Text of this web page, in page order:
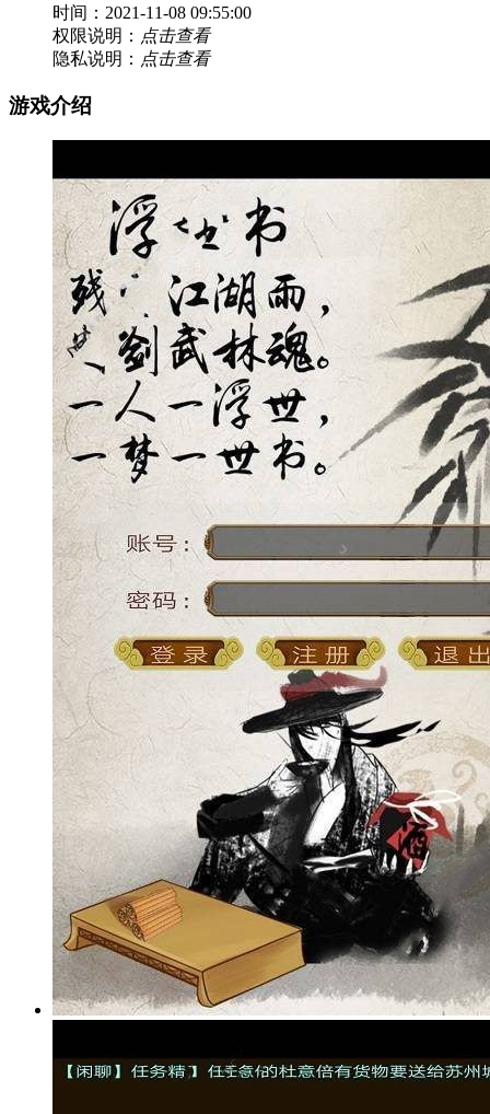
时间：2021-11-08 09:55:00
权限说明： 点击查看
隐私说明： 点击查看
游戏介绍